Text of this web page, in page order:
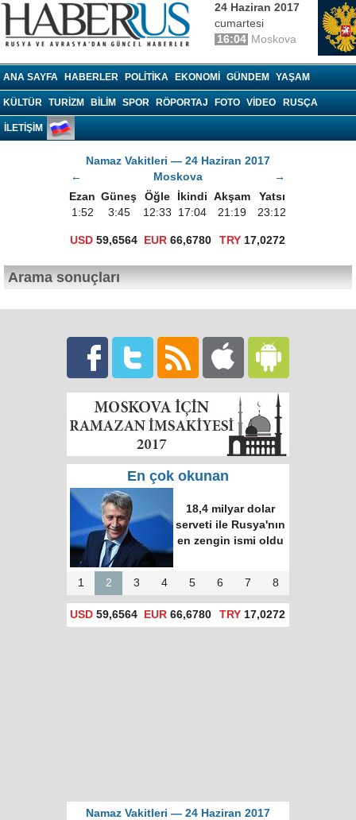
24 Haziran 2017
cumartesi
16:04 Moskova
ANA SAYFA HABERLER POLITIKA EKONOMI GÜNDEM YAŞAM
KÜLTÜR TURIZM BILIM SPOR RÖPORTAJ FOTO VIDEO RUSÇA
İLETİŞİM
Namaz Vakitleri — 24 Haziran 2017
←
Moskova
→
Ezan Güneş Öğle İkindi Akşam
Yatsı
1:52
3:45 12:33 17:04 21:19 23:12
USD 59,6564 EUR 66,6780 TRY17,0272
Arama sonuçları
En çok okunan
18,4 milyar dolar
serveti ile Rusya'nın
en zengin ismi oldu
1 2 3 4 5 6 7 8
USD 59,6564 EUR 66,6780 TRY17,0272
Namaz Vakitleri — 24 Haziran 2017